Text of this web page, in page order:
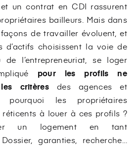
un contrat en CDI rassurent
bailleurs. Mais dans
de travailler évoluent, et
d’actifs choisissent la voie de
de l’entrepreneuriat, se loger
pour les profils ne
critèresdes agences et
pourquoi les propriétaires
à louer à ces profils ?
un logement en tant
garanties, recherche…